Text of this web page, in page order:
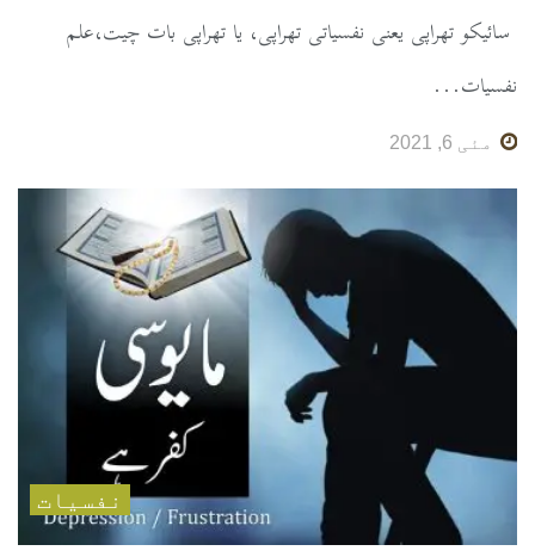
سائیکو تھراپی یعنی نفسیاتی تھراپی، یا تھراپی بات چیت،علم
نفسیات...
مئی 6, 2021
نفسیات